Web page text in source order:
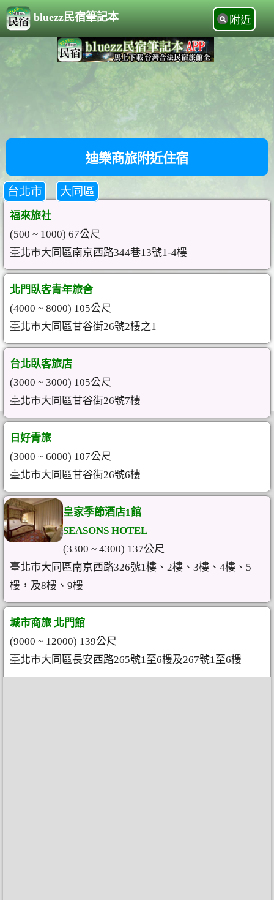
bluezz民宿筆記本 附近
迪樂商旅附近住宿
台北市 大同區
福來旅社
(500 ~ 1000) 67公尺
臺北市大同區南京西路344巷13號1-4樓
北門臥客青年旅舍
(4000 ~ 8000) 105公尺
臺北市大同區甘谷街26號2樓之1
台北臥客旅店
(3000 ~ 3000) 105公尺
臺北市大同區甘谷街26號7樓
日好青旅
(3000 ~ 6000) 107公尺
臺北市大同區甘谷街26號6樓
皇家季節酒店1館
SEASONS HOTEL
(3300 ~ 4300) 137公尺
臺北市大同區南京西路326號1樓、2樓、3樓、4樓、5
樓，及8樓、9樓
城市商旅 北門館
(9000 ~ 12000) 139公尺
臺北市大同區長安西路265號1至6樓及267號1至6樓